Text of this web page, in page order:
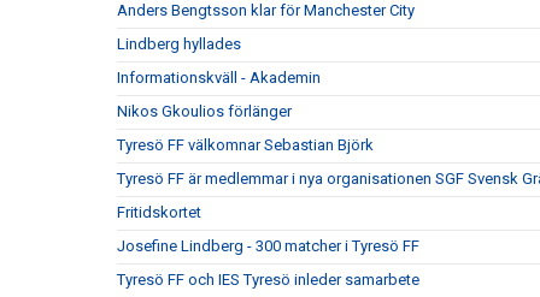
Anders Bengtsson klar för Manchester City
Lindberg hyllades
Informationskväll - Akademin
Nikos Gkoulios förlänger
Tyresö FF välkomnar Sebastian Björk
Tyresö FF är medlemmar i nya organisationen SGF Svensk
Fritidskortet
Josefine Lindberg - 300 matcher i Tyresö FF
Tyresö FF och IES Tyresö inleder samarbete